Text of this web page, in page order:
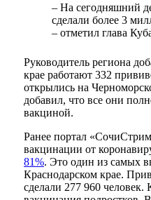
– На сегодняшний
сделали более 3
– отметил глава
Руководитель региона
крае работают 332
открылись на
добавил, что все они
вакциной.
Ранее портал
вакцинации от
81%. Это один из самых
Краснодарском крае.
сделали 277 960 человек.